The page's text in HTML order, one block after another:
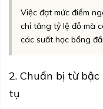
Việc đạt mức điểm
chỉ tăng tỷ lệ đỗ mà
các suất học bổng
2. Chuẩn bị từ
tụ